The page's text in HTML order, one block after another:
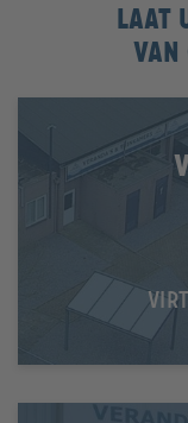
Laat
van